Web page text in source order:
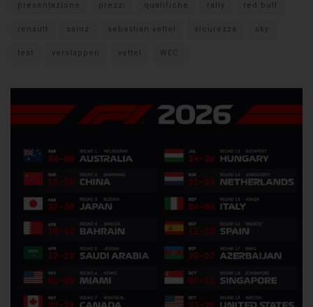
presentazione prezzi qualifiche rally red bull
renault sainz sebastian vettel sicurezza sky
test verstappen vettel WEC